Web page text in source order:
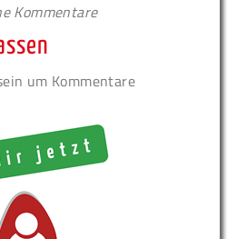
Kommentare
um Kommentare